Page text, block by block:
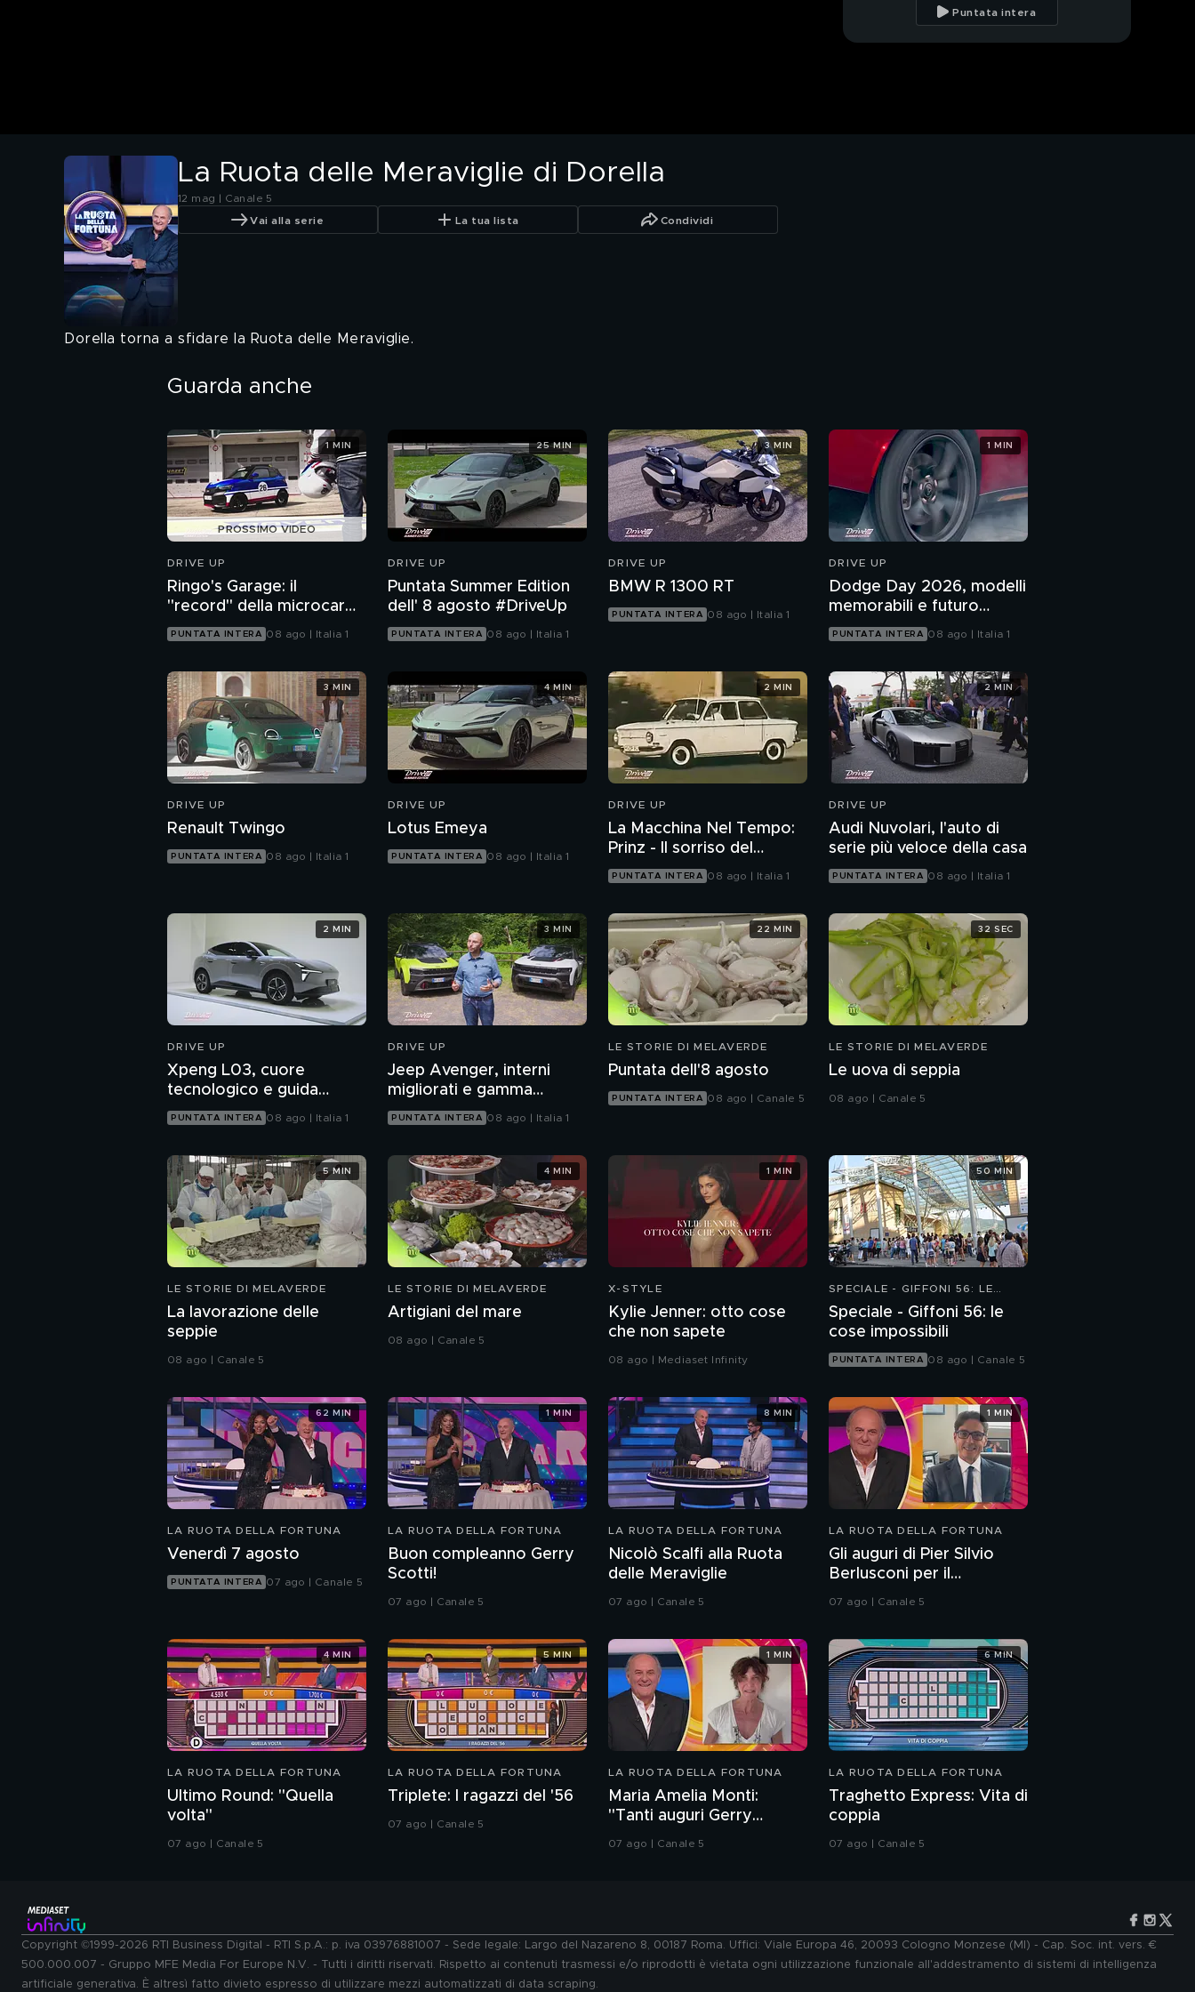
Puntata intera
La Ruota delle Meraviglie di Dorella
12 mag | Canale 5
Vai alla serie La tua lista Condividi
Dorella torna a sfidare la Ruota delle Meraviglie.
Guarda anche
PROSSIMO VIDEO
DRIVE UP
Ringo's Garage: il
"record" della microcar
Ligier al Nürburgring
PUNTATA INTERA 08 ago | Italia 1
1 MIN
DRIVE UP
Puntata Summer Edition
dell' 8 agosto #DriveUp
PUNTATA INTERA 08 ago | Italia 1
25 MIN
DRIVE UP
BMW R 1300 RT
PUNTATA INTERA 08 ago | Italia 1
3 MIN
DRIVE UP
Dodge Day 2026, modelli
memorabili e futuro
prossimo
PUNTATA INTERA 08 ago | Italia 1
1 MIN
DRIVE UP
Renault Twingo
PUNTATA INTERA 08 ago | Italia 1
3 MIN
DRIVE UP
Lotus Emeya
PUNTATA INTERA 08 ago | Italia 1
4 MIN
DRIVE UP
La Macchina Nel Tempo:
Prinz - Il sorriso del
dopoguerra
PUNTATA INTERA 08 ago | Italia 1
2 MIN
DRIVE UP
Audi Nuvolari, l'auto di
serie più veloce della casa
PUNTATA INTERA 08 ago | Italia 1
2 MIN
DRIVE UP
Xpeng L03, cuore
tecnologico e guida
assistita sofisticata
PUNTATA INTERA 08 ago | Italia 1
2 MIN
DRIVE UP
Jeep Avenger, interni
migliorati e gamma
aggiornata
PUNTATA INTERA 08 ago | Italia 1
3 MIN
LE STORIE DI MELAVERDE
Puntata dell'8 agosto
PUNTATA INTERA 08 ago | Canale 5
22 MIN
LE STORIE DI MELAVERDE
Le uova di seppia
08 ago | Canale 5
32 SEC
LE STORIE DI MELAVERDE
La lavorazione delle
seppie
08 ago | Canale 5
5 MIN
LE STORIE DI MELAVERDE
Artigiani del mare
08 ago | Canale 5
4 MIN
X-STYLE
Kylie Jenner: otto cose
che non sapete
08 ago | Mediaset Infinity
1 MIN
SPECIALE - GIFFONI 56: LE
Speciale - Giffoni 56: le
cose impossibili
PUNTATA INTERA 08 ago | Canale 5
50 MIN
LA RUOTA DELLA FORTUNA
Venerdì 7 agosto
PUNTATA INTERA 07 ago | Canale 5
62 MIN
LA RUOTA DELLA FORTUNA
Buon compleanno Gerry
Scotti!
07 ago | Canale 5
1 MIN
LA RUOTA DELLA FORTUNA
Nicolò Scalfi alla Ruota
delle Meraviglie
07 ago | Canale 5
8 MIN
LA RUOTA DELLA FORTUNA
Gli auguri di Pier Silvio
Berlusconi per il
compleanno di Gerry
07 ago | Canale 5
1 MIN
LA RUOTA DELLA FORTUNA
Ultimo Round: "Quella
volta"
07 ago | Canale 5
4 MIN
LA RUOTA DELLA FORTUNA
Triplete: I ragazzi del '56
07 ago | Canale 5
5 MIN
LA RUOTA DELLA FORTUNA
Maria Amelia Monti:
"Tanti auguri Gerry
Scotti"
07 ago | Canale 5
1 MIN
LA RUOTA DELLA FORTUNA
Traghetto Express: Vita di
coppia
07 ago | Canale 5
6 MIN
Copyright ©1999-2026 RTI Business Digital - RTI S.p.A.: p. iva 03976881007 - Sede legale: Largo del Nazareno 8, 00187 Roma. Uffici: Viale Europa 46, 20093 Cologno Monzese (MI) - Cap. Soc. int. vers. €
500.000.007 - Gruppo MFE Media For Europe N.V. - Tutti i diritti riservati. Rispetto ai contenuti trasmessi e/o riprodotti è vietata ogni utilizzazione funzionale all'addestramento di sistemi di intelligenza
artificiale generativa. È altresì fatto divieto espresso di utilizzare mezzi automatizzati di data scraping.